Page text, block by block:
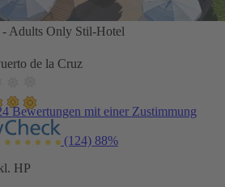
Adults Only Stil-Hotel
de la Cruz
Bewertungen mit einer Zustimmung
(124) 88%
HP